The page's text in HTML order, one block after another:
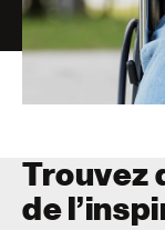
Trouvez
de